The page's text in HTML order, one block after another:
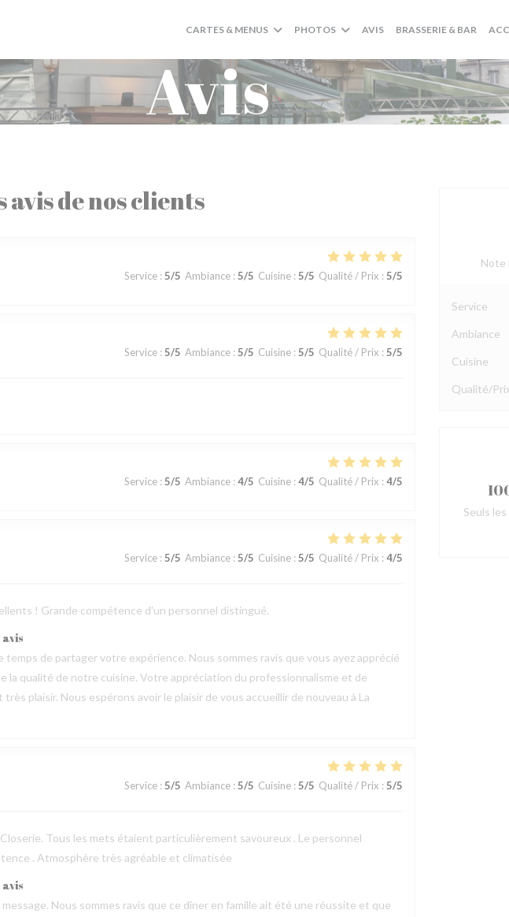
CARTES & MENUS PHOTOS AVIS BRASSERIE & BAR
Avis
avis de nos clients
Service: 5/5 Ambiance: 5/5 Cuisine: 5/5 Qualité / Prix : 5/5
Service: 5/5 Ambiance: 5/5 Cuisine: 5/5 Qualité / Prix : 5/5
Service: 5/5 Ambiance: 4/5 Cuisine: 4/5 Qualité / Prix : 4/5
Service: 5/5 Ambiance: 5/5 Cuisine: 5/5 Qualité / Prix : 4/5
! Grande compétence d'un personnel distingué.
temps de partager votre expérience. Nous sommes ravis que vous ayez apprécié
la qualité de notre cuisine. Votre appréciation du professionnalisme et de
plaisir. Nous espérons avoir le plaisir de vous accueillir de nouveau à La
Service: 5/5 Ambiance: 5/5 Cuisine: 5/5 Qualité / Prix : 5/5
Tous les mets étaient particulièrement savoureux . Le personnel
. Atmosphère très agréable et climatisée
Nous sommes ravis que ce dîner en famille ait été une réussite et que
Note
Service
Ambiance
Cuisine
Qualité/
Seuls